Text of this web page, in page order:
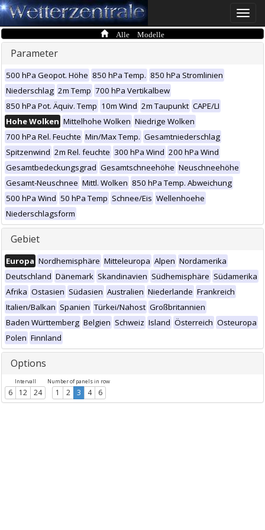
Toggle
Alle Modelle
Parameter
500 hPa Geopot. Höhe 850 hPa Temp. 850 hPa Stromlinien
Niederschlag 2m Temp 700 hPa Vertikalbew
850 hPa Pot. Äquiv. Temp 10m Wind 2m Taupunkt CAPE/LI
Hohe Wolken Mittelhohe Wolken Niedrige Wolken
700 hPa Rel. Feuchte Min/Max Temp. Gesamtniederschlag
Spitzenwind 2m Rel. feuchte 300 hPa Wind 200 hPa Wind
Gesamtbedeckungsgrad Gesamtschneehöhe Neuschneehöhe
Gesamt-Neuschnee Mittl. Wolken 850 hPa Temp. Abweichung
500 hPa Wind 50 hPa Temp Schnee/Eis Wellenhoehe
Niederschlagsform
Gebiet
Europa Nordhemisphäre Mitteleuropa Alpen Nordamerika
Deutschland Dänemark Skandinavien Südhemisphäre Südamerika
Afrika Ostasien Südasien Australien Niederlande Frankreich
Italien/Balkan Spanien Türkei/Nahost Großbritannien
Baden Württemberg Belgien Schweiz Island Österreich Osteuropa
Polen Finnland
Options
Intervall
6 12 24
Number of panels in row
1 2 3 4 6